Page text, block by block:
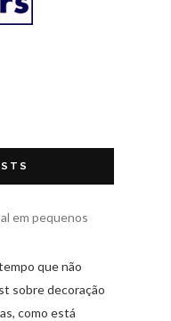
em pequenos
que não
sobre decoração
como está